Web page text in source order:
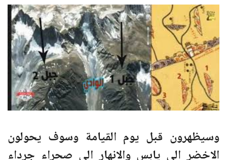
وسيظهرون قبل يوم القيامة وسوف يحولون
الاخضر الى يابس والانهار الى صحراء جرداء